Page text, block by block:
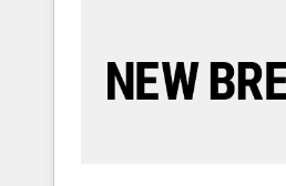
AI活用に関するご相談、現状
ど、構想段階からお気軽に
by Globalia’s technical
19 HubSpot-certified